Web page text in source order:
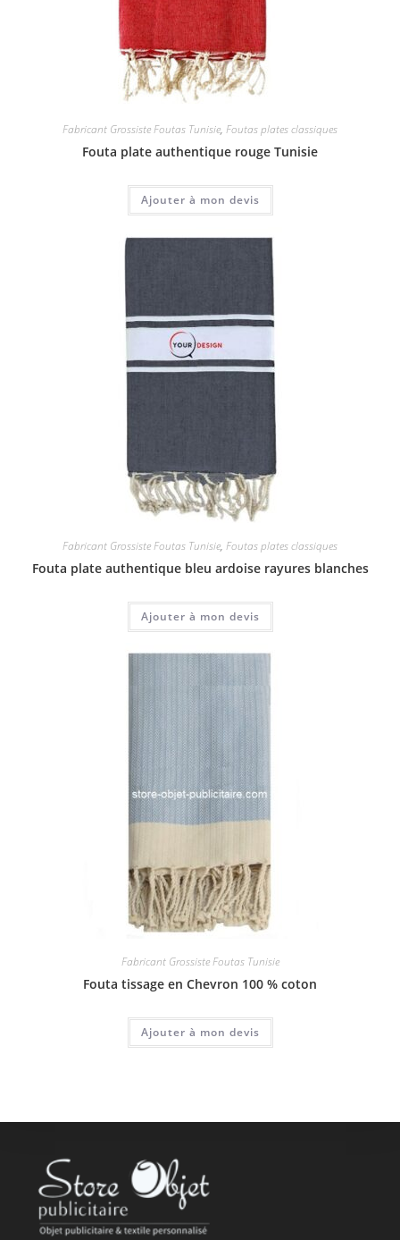
Fabricant Grossiste Foutas Tunisie, Foutas plates classiques
Fouta plate authentique rouge Tunisie
Ajouter à mon devis
Fabricant Grossiste Foutas Tunisie, Foutas plates classiques
Fouta plate authentique bleu ardoise rayures blanches
Ajouter à mon devis
Fabricant Grossiste Foutas Tunisie
Fouta tissage en Chevron 100 % coton
Ajouter à mon devis